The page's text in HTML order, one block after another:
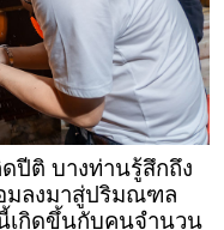
ปีติ บางท่านรู้สึกถึง
มลงมาสู่ปริมณฑล
เกิดขึ้นกับคนจำนวน